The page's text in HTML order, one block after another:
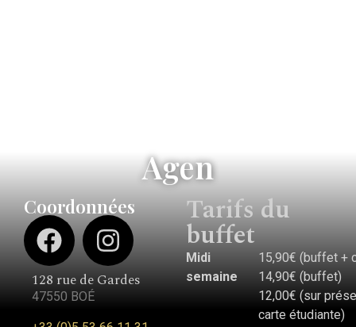
Agen
Coordonnées
128 rue de Gardes
47550 BOÉ
Tarifs du
buffet
Midi
semaine
15,90€ (buffet +
14,90€ (buffet)
12,00€ (sur
carte étudiante)